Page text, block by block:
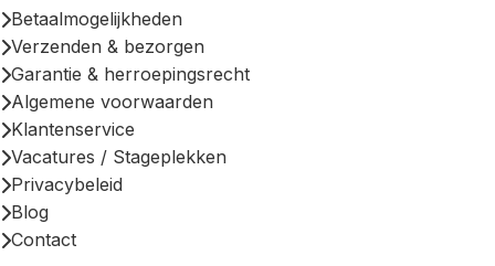
Betaalmogelijkheden
Verzenden & bezorgen
Garantie & herroepingsrecht
Algemene voorwaarden
Klantenservice
Vacatures / Stageplekken
Privacybeleid
Blog
Contact